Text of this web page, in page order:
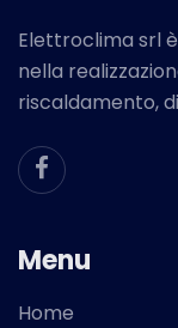
Elettroclima srl
nella
riscaldamento,
Menu
Home